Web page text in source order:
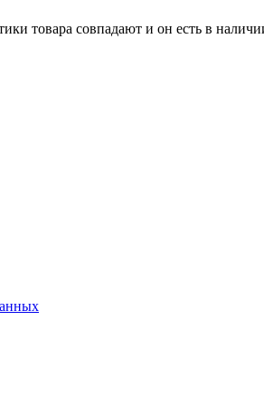
товара совпадают и он есть в